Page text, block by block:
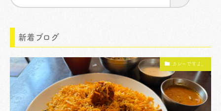
新着ブログ
カレーですよ。